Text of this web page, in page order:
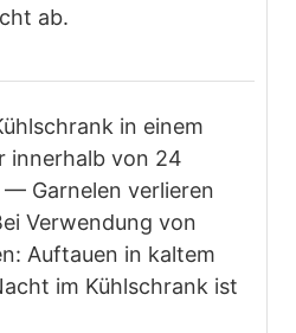
ab.
in einem
innerhalb von 24
Garnelen verlieren
Verwendung von
Auftauen in kaltem
im Kühlschrank ist